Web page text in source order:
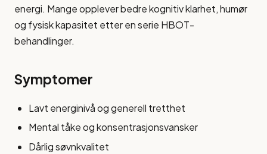
energi. Mange opplever bedre kognitiv klarhet, humør
og fysisk kapasitet etter en serie HBOT-
behandlinger.
Symptomer
Lavt energinivå og generell tretthet
Mental tåke og konsentrasjonsvansker
Dårlig søvnkvalitet